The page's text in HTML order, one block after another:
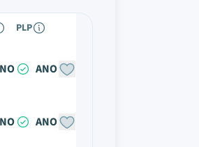
PLP
ANO
ANO